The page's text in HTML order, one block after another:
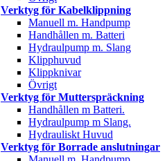
Verktyg för Kabelklippning
Manuell m. Handpump
Handhållen m. Batteri
Hydraulpump m. Slang
Klipphuvud
Klippknivar
Övrigt
Verktyg för Mutterspräckning
Handhållen m Batteri.
Hydraulpump m Slang.
Hydrauliskt Huvud
Verktyg för Borrade anslutningar